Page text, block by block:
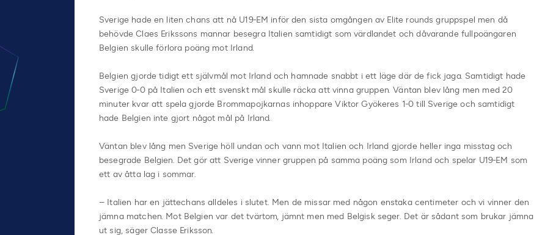
Sverige hade en liten chans att nå U19-EM inför den sista omgången av Elite rounds gruppspel men då
behövde Claes Erikssons mannar besegra Italien samtidigt som värdlandet och dåvarande fullpoängaren
Belgien skulle förlora poäng mot Irland.
Belgien gjorde tidigt ett självmål mot Irland och hamnade snabbt i ett läge där de fick jaga. Samtidigt hade
Sverige 0-0 på Italien och ett svenskt mål skulle räcka att vinna gruppen. Väntan blev lång men med 20
minuter kvar att spela gjorde Brommapojkarnas inhoppare Viktor Gyökeres 1-0 till Sverige och samtidigt
hade Belgien inte gjort något mål på Irland.
Väntan blev lång men Sverige höll undan och vann mot Italien och Irland gjorde heller inga misstag och
besegrade Belgien. Det gör att Sverige vinner gruppen på samma poäng som Irland och spelar U19-EM som
ett av åtta lag i sommar.
– Italien har en jättechans alldeles i slutet. Men de missar med någon enstaka centimeter och vi vinner den
jämna matchen. Mot Belgien var det tvärtom, jämnt men med Belgisk seger. Det är sådant som brukar jämna
ut sig, säger Classe Eriksson.